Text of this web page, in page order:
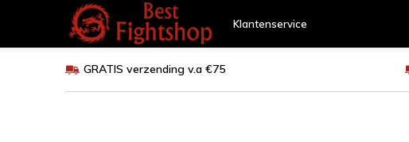
Klantenservice
GRATIS verzending v.a €75